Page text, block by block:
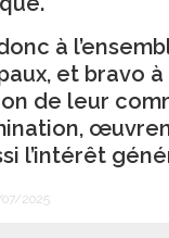
à
et bravo
de leur
l’intérêt
2025